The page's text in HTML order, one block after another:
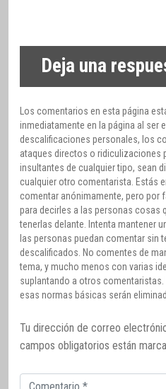
Deja una
Los comentarios en esta página
inmediatamente en la página al ser
descalificaciones personales, los
ataques directos o ridiculizaciones
insultantes de cualquier tipo, sean
cualquier otro comentarista. Estás
comentar anónimamente, pero por
para decirles a las personas cosas
tenerlas delante. Intenta mantener
las personas puedan comentar sin
descalificados. No comentes de
tema, y mucho menos con varias
suplantando a otros
esas normas básicas serán
Tu dirección de correo
campos obligatorios están
Comentario